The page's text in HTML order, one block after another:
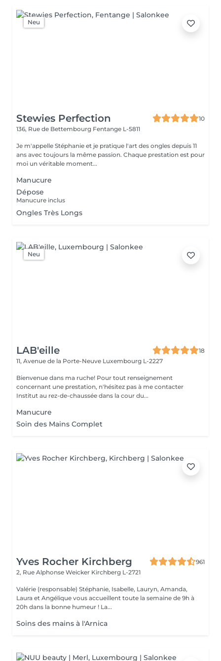
Neu
Stewies Perfection
10
136, Rue de Bettembourg Fentange L-5811
Je m'appelle Stéphanie et je pratique l'art des ongles depuis 11
ans avec toujours la même passion. Chaque prestation est pour
moi un véritable moment...
Manucure
Dépose
Manucure inclus
Ongles Très Longs
Neu
LAB'eille
18
11, Avenue de la Porte-Neuve Luxembourg L-2227
Bienvenue dans ma ruche! Pour tout renseignement
concernant une prestation, n'hésitez pas à me contacter
Institut au rez-de-chaussée dans la cour du...
Manucure
Soin des Mains Complet
Yves Rocher Kirchberg
961
2, Rue Alphonse Weicker Kirchberg L-2721
Valérie (responsable) Stéphanie, Isabelle, Lauryn, Amanda,
Laura et Angélique vous accueillent toute la semaine de 9h à
20h dans la bonne humeur ! La...
Soins des mains à l'Arnica